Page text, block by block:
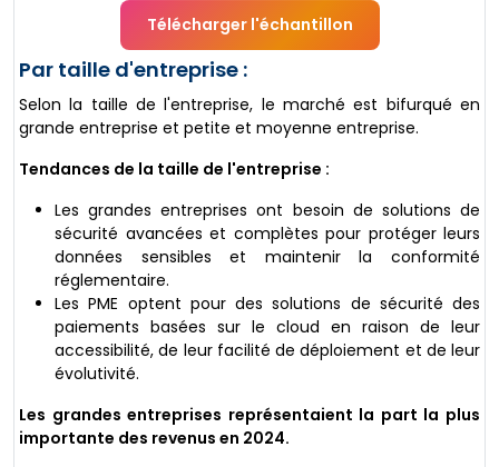
Télécharger l'échantillon
Par taille d'entreprise :
Selon la taille de l'entreprise, le marché est bifurqué en
grande entreprise et petite et moyenne entreprise.
Tendances de la taille de l'entreprise :
Les grandes entreprises ont besoin de solutions de
sécurité avancées et complètes pour protéger leurs
données sensibles et maintenir la conformité
réglementaire.
Les PME optent pour des solutions de sécurité des
paiements basées sur le cloud en raison de leur
accessibilité, de leur facilité de déploiement et de leur
évolutivité.
Les grandes entreprises représentaient la part la plus
importante des revenus en 2024.